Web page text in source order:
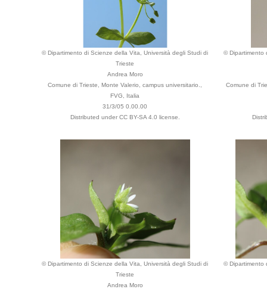
© Dipartimento di Scienze della Vita, Università degli Studi di
Trieste
Andrea Moro
Comune di Trieste, Monte Valerio, campus universitario.,
FVG, Italia
31/3/05 0.00.00
Distributed under CC BY-SA 4.0 license.
© Dipartimento
Comune di
© Dipartimento di Scienze della Vita, Università degli Studi di
Trieste
Andrea Moro
© Dipartimento